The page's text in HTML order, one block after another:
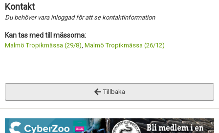
Kontakt
Du behöver vara inloggad för att se kontaktinformation
Kan tas med till mässorna:
Malmö Tropikmässa (29/8), Malmö Tropikmässa (26/12)
Tillbaka